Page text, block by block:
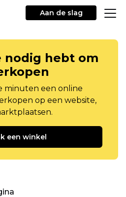
Aan de slag
nodig hebt om
minuten een online
op een website,
een winkel